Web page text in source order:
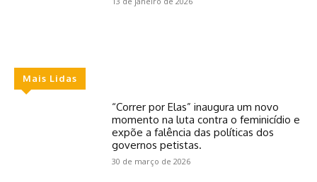
Mais Lidas
“Correr por Elas” inaugura um novo
momento na luta contra o feminicídio e
expõe a falência das políticas dos
governos petistas.
30 de março de 2026